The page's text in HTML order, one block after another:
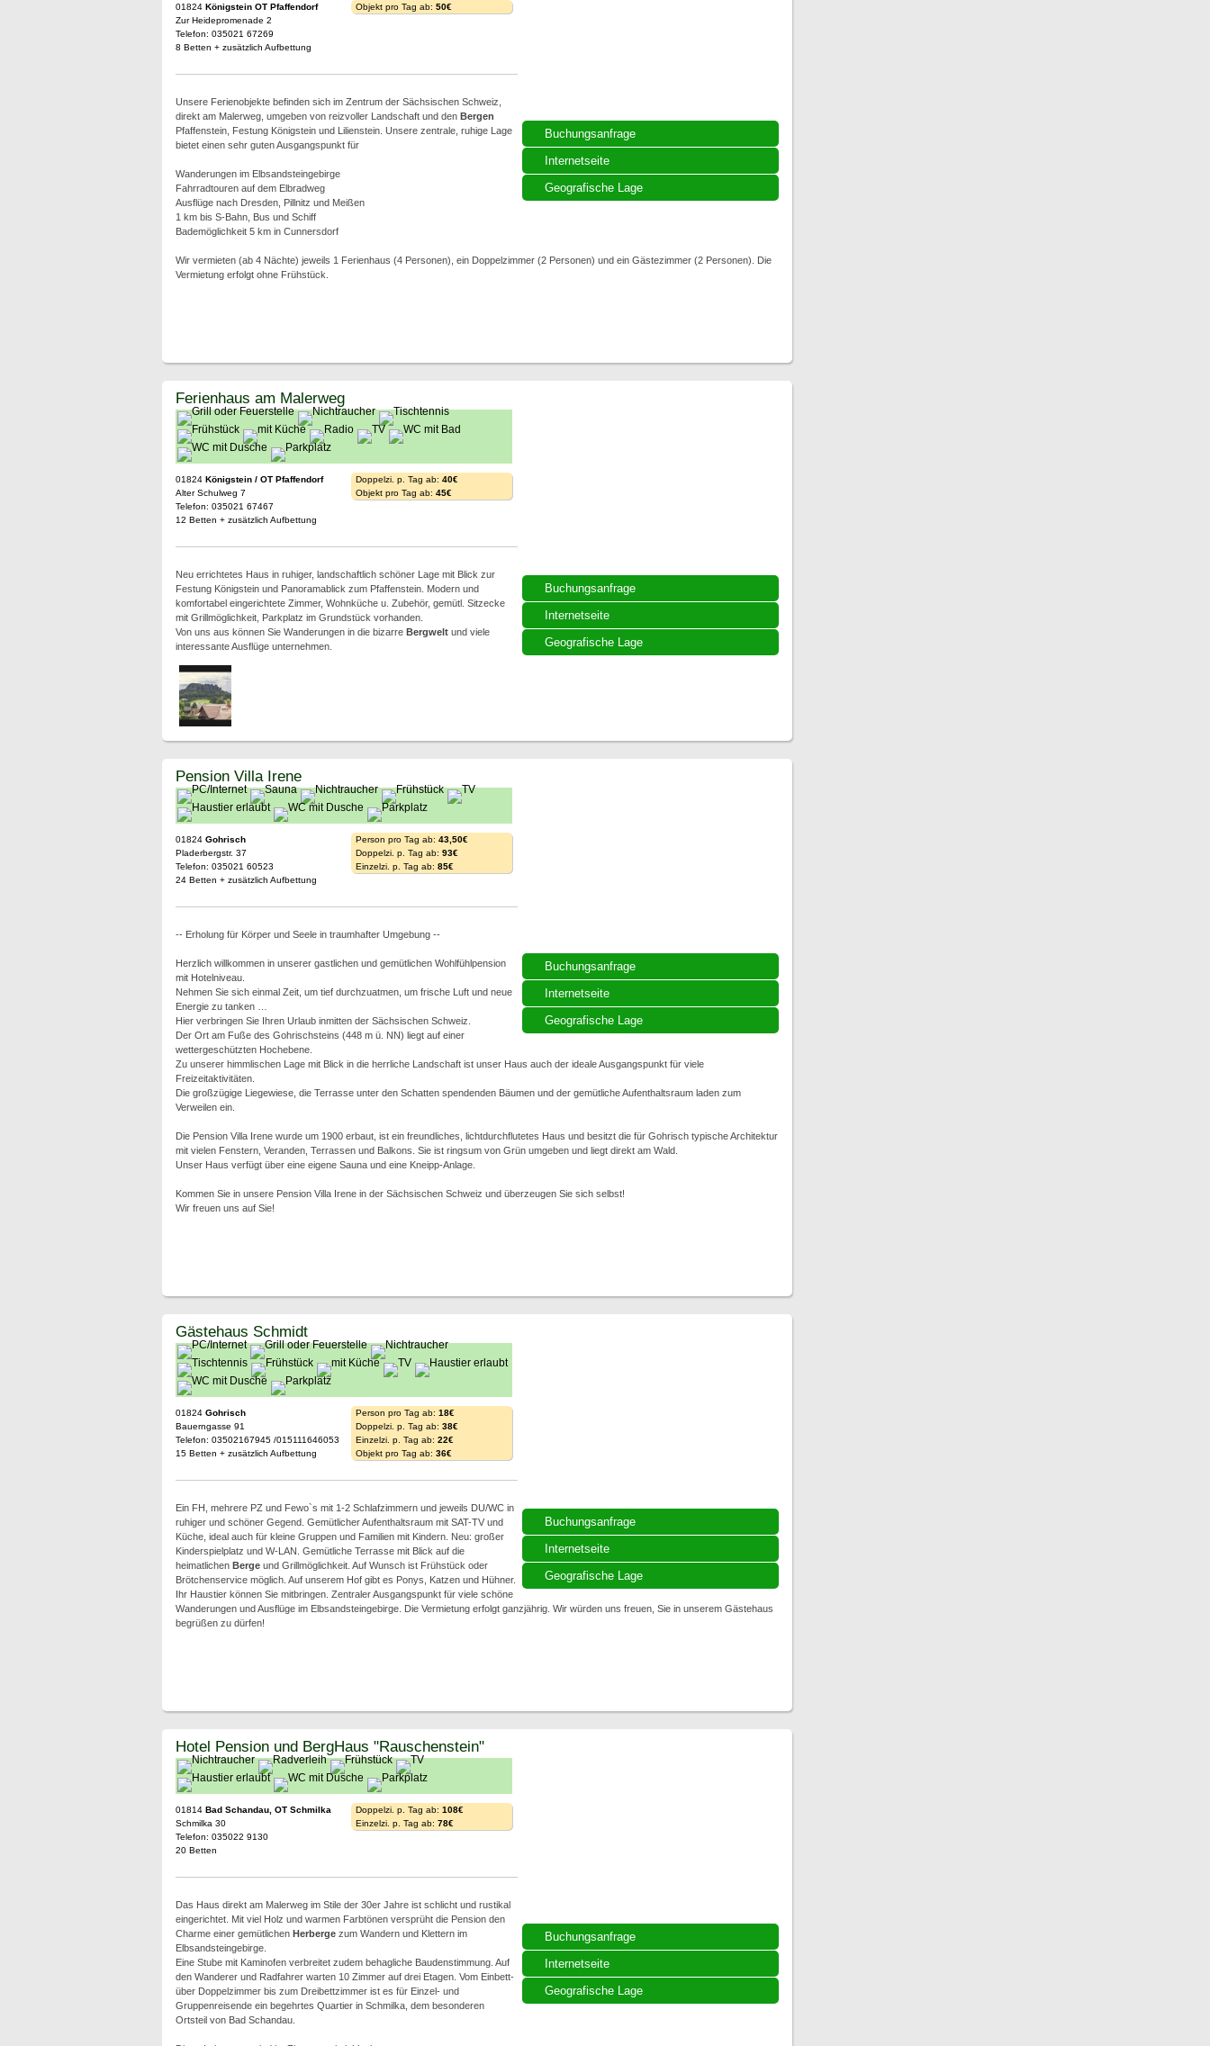
Buchungsanfrage
Internetseite
Geografische Lage
01824 Königstein OT Pfaffendorf
Zur Heidepromenade 2
Telefon: 035021 67269
8 Betten + zusätzlich Aufbettung
Objekt pro Tag ab: 50€
Unsere Ferienobjekte befinden sich im Zentrum der Sächsischen Schweiz,
direkt am Malerweg, umgeben von reizvoller Landschaft und den Bergen
Pfaffenstein, Festung Königstein und Lilienstein. Unsere zentrale, ruhige Lage
bietet einen sehr guten Ausgangspunkt für
Wanderungen im Elbsandsteingebirge
Fahrradtouren auf dem Elbradweg
Ausflüge nach Dresden, Pillnitz und Meißen
1 km bis S-Bahn, Bus und Schiff
Bademöglichkeit 5 km in Cunnersdorf
Wir vermieten (ab 4 Nächte) jeweils 1 Ferienhaus (4 Personen), ein Doppelzimmer (2 Personen) und ein Gästezimmer (2 Personen). Die
Vermietung erfolgt ohne Frühstück.
Buchungsanfrage
Internetseite
Geografische Lage
Ferienhaus am Malerweg
01824 Königstein / OT Pfaffendorf
Alter Schulweg 7
Telefon: 035021 67467
12 Betten + zusätzlich Aufbettung
Doppelzi. p. Tag ab: 40€
Objekt pro Tag ab: 45€
Neu errichtetes Haus in ruhiger, landschaftlich schöner Lage mit Blick zur
Festung Königstein und Panoramablick zum Pfaffenstein. Modern und
komfortabel eingerichtete Zimmer, Wohnküche u. Zubehör, gemütl. Sitzecke
mit Grillmöglichkeit, Parkplatz im Grundstück vorhanden.
Von uns aus können Sie Wanderungen in die bizarre Bergweltund viele
interessante Ausflüge unternehmen.
Buchungsanfrage
Internetseite
Geografische Lage
Pension Villa Irene
01824 Gohrisch
Pladerbergstr. 37
Telefon: 035021 60523
24 Betten + zusätzlich Aufbettung
Person pro Tag ab: 43,50€
Doppelzi. p. Tag ab: 93€
Einzelzi. p. Tag ab: 85€
-- Erholung für Körper und Seele in traumhafter Umgebung --
Herzlich willkommen in unserer gastlichen und gemütlichen Wohlfühlpension
mit Hotelniveau.
Nehmen Sie sich einmal Zeit, um tief durchzuatmen, um frische Luft und neue
Energie zu tanken …
Hier verbringen Sie Ihren Urlaub inmitten der Sächsischen Schweiz.
Der Ort am Fuße des Gohrischsteins (448 m ü. NN) liegt auf einer
wettergeschützten Hochebene.
Zu unserer himmlischen Lage mit Blick in die herrliche Landschaft ist unser Haus auch der ideale Ausgangspunkt für viele
Freizeitaktivitäten.
Die großzügige Liegewiese, die Terrasse unter den Schatten spendenden Bäumen und der gemütliche Aufenthaltsraum laden zum
Verweilen ein.
Die Pension Villa Irene wurde um 1900 erbaut, ist ein freundliches, lichtdurchflutetes Haus und besitzt die für Gohrisch typische Architektur
mit vielen Fenstern, Veranden, Terrassen und Balkons. Sie ist ringsum von Grün umgeben und liegt direkt am Wald.
Unser Haus verfügt über eine eigene Sauna und eine Kneipp-Anlage.
Kommen Sie in unsere Pension Villa Irene in der Sächsischen Schweiz und überzeugen Sie sich selbst!
Wir freuen uns auf Sie!
Buchungsanfrage
Internetseite
Geografische Lage
Gästehaus Schmidt
01824 Gohrisch
Bauerngasse 91
Telefon: 03502167945 /015111646053
15 Betten + zusätzlich Aufbettung
Person pro Tag ab: 18€
Doppelzi. p. Tag ab: 38€
Einzelzi. p. Tag ab: 22€
Objekt pro Tag ab: 36€
Ein FH, mehrere PZ und Fewo`s mit 1-2 Schlafzimmern und jeweils DU/WC in
ruhiger und schöner Gegend. Gemütlicher Aufenthaltsraum mit SAT-TV und
Küche, ideal auch für kleine Gruppen und Familien mit Kindern. Neu: großer
Kinderspielplatz und W-LAN. Gemütliche Terrasse mit Blick auf die
heimatlichen Bergeund Grillmöglichkeit. Auf Wunsch ist Frühstück oder
Brötchenservice möglich. Auf unserem Hof gibt es Ponys, Katzen und Hühner.
Ihr Haustier können Sie mitbringen. Zentraler Ausgangspunkt für viele schöne
Wanderungen und Ausflüge im Elbsandsteingebirge. Die Vermietung erfolgt ganzjährig. Wir würden uns freuen, Sie in unserem Gästehaus
begrüßen zu dürfen!
Buchungsanfrage
Internetseite
Geografische Lage
Hotel Pension und BergHaus "Rauschenstein"
01814 Bad Schandau, OT Schmilka
Schmilka 30
Telefon: 035022 9130
20 Betten
Doppelzi. p. Tag ab: 108€
Einzelzi. p. Tag ab: 78€
Das Haus direkt am Malerweg im Stile der 30er Jahre ist schlicht und rustikal
eingerichtet. Mit viel Holz und warmen Farbtönen versprüht die Pension den
Charme einer gemütlichen Herbergezum Wandern und Klettern im
Elbsandsteingebirge.
Eine Stube mit Kaminofen verbreitet zudem behagliche Baudenstimmung. Auf
den Wanderer und Radfahrer warten 10 Zimmer auf drei Etagen. Vom Einbett-
über Doppelzimmer bis zum Dreibettzimmer ist es für Einzel- und
Gruppenreisende ein begehrtes Quartier in Schmilka, dem besonderen
Ortsteil von Bad Schandau.